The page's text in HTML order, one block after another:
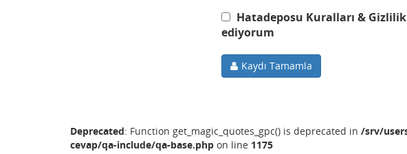
Hatadeposu Kuralları &
ediyorum
Kaydı Tamamla
Deprecated: Function get_magic_quotes_gpc() is deprecated in /srv/
cevap/qa-include/qa-base.php on line 1175